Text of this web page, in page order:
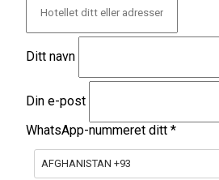
Ditt navn
Din e-post
WhatsApp-nummeret ditt *
AFGHANISTAN +93